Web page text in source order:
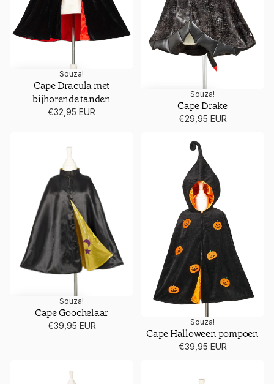
Souza!
Cape Dracula met
bijhorende tanden
€32,95 EUR
Souza!
Cape Drake
€29,95 EUR
Souza!
Cape Goochelaar
€39,95 EUR TIJDELIJK UITVERKOCHT
Souza!
Cape Halloween pompoen
€39,95 EUR